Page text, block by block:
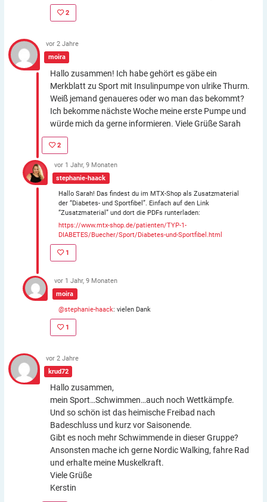
2
moira
vor 2 Jahre
Hallo zusammen! Ich habe gehört es gäbe ein
Merkblatt zu Sport mit Insulinpumpe von ulrike Thurm.
Weiß jemand genaueres oder wo man das bekommt?
Ich bekomme nächste Woche meine erste Pumpe und
würde mich da gerne informieren. Viele Grüße Sarah
2
stephanie-haack
vor 1 Jahr, 9 Monaten
Hallo Sarah! Das findest du im MTX-Shop als Zusatzmaterial
der “Diabetes- und Sportfibel”. Einfach auf den Link
“Zusatzmaterial” und dort die PDFs runterladen:
https://www.mtx-shop.de/patienten/TYP-1-
DIABETES/Buecher/Sport/Diabetes-und-Sportfibel.html
1
moira
vor 1 Jahr, 9 Monaten
@stephanie-haack: vielen Dank
1
krud72
vor 2 Jahre
Hallo zusammen,
mein Sport…Schwimmen…auch noch Wettkämpfe.
Und so schön ist das heimische Freibad nach
Badeschluss und kurz vor Saisonende.
Gibt es noch mehr Schwimmende in dieser Gruppe?
Ansonsten mache ich gerne Nordic Walking, fahre Rad
und erhalte meine Muskelkraft.
Viele Grüße
Kerstin